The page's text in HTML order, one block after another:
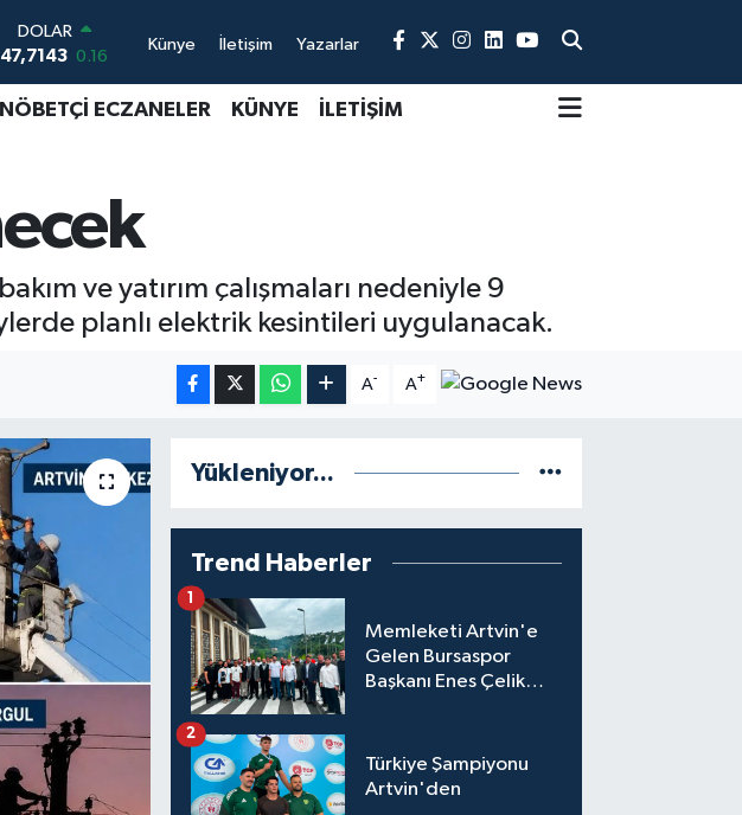
DOLAR
47,7143 0.16
EURO
55,0317 -0.02
0.45
BİST100
13.799
70
BITCOIN
-0.63
Künye İletişim Yazarlar
NÖBETÇİ ECZANELER KÜNYE İLETİŞİM
ve yatırım çalışmaları nedeniyle 9
planlı elektrik kesintileri uygulanacak.
A- A+
Yükleniyor...
Trend Haberler
Memleketi Artvin'e
Gelen Bursaspor
Başkanı Enes Çelik
1
Türkiye Şampiyonu
Artvin'den
2